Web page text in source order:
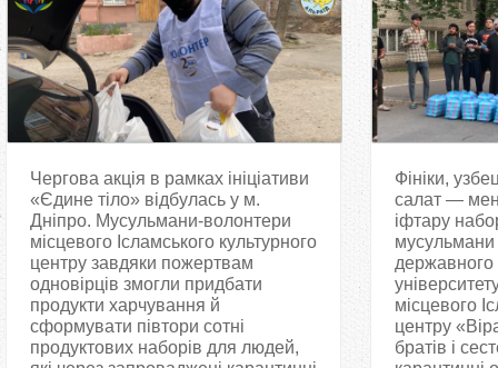
Чергова акція в рамках ініціативи
«Єдине тіло» відбулась у м.
Дніпро. Мусульмани-волонтери
місцевого Ісламського культурного
центру завдяки пожертвам
одновірців змогли придбати
продукти харчування й
сформувати півтори сотні
продуктових наборів для людей,
Фініки,
салат —
іфтару
мусульмани
державного
місцевого
центру
братів і